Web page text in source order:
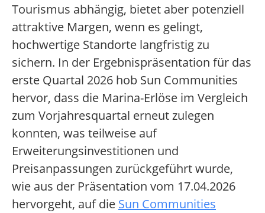
Tourismus abhängig, bietet aber potenziell
attraktive Margen, wenn es gelingt,
hochwertige Standorte langfristig zu
sichern. In der Ergebnispräsentation für das
erste Quartal 2026 hob Sun Communities
hervor, dass die Marina-Erlöse im Vergleich
zum Vorjahresquartal erneut zulegen
konnten, was teilweise auf
Erweiterungsinvestitionen und
Preisanpassungen zurückgeführt wurde,
wie aus der Präsentation vom 17.04.2026
hervorgeht, auf die Sun Communities